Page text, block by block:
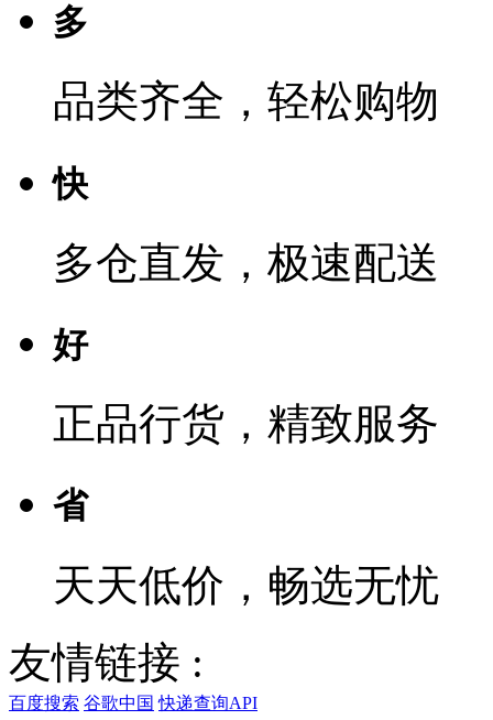
多
品类齐全，轻松购物
快
多仓直发，极速配送
好
正品行货，精致服务
省
天天低价，畅选无忧
友情链接 :
百度搜索 谷歌中国 快递查询API